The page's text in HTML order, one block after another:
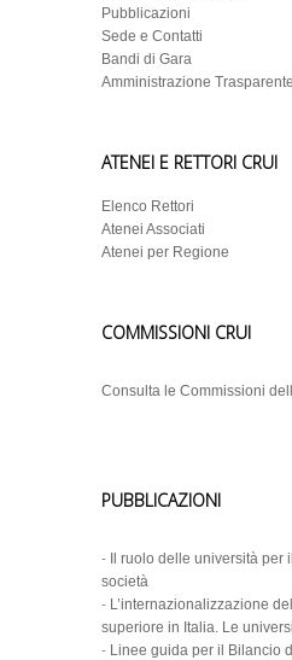
Pubblicazioni
Sede e Contatti
Bandi di Gara
Amministrazione Trasparente
ATENEI E RETTORI CRUI
Elenco Rettori
Atenei Associati
Atenei per Regione
COMMISSIONI CRUI
Consulta le Commissioni
PUBBLICAZIONI
-
Il ruolo delle università
società
- L’internazionalizzazione
superiore in Italia. Le
- Linee guida per il Bilancio